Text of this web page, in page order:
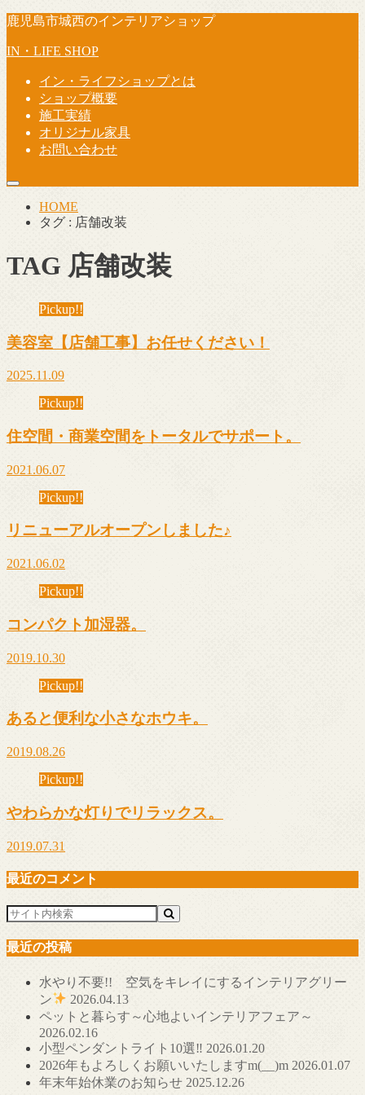
鹿児島市城西のインテリアショップ
IN・LIFE SHOP
イン・ライフショップとは
ショップ概要
施工実績
オリジナル家具
お問い合わせ
HOME
タグ : 店舗改装
TAG 店舗改装
Pickup!!
美容室【店舗工事】お任せください！
2025.11.09
Pickup!!
住空間・商業空間をトータルでサポート。
2021.06.07
Pickup!!
リニューアルオープンしました♪
2021.06.02
Pickup!!
コンパクト加湿器。
2019.10.30
Pickup!!
あると便利な小さなホウキ。
2019.08.26
Pickup!!
やわらかな灯りでリラックス。
2019.07.31
最近のコメント
最近の投稿
水やり不要!! 空気をキレイにするインテリアグリー
ン
2026.04.13
ペットと暮らす～心地よいインテリアフェア～
2026.02.16
小型ペンダントライト10選‼ 2026.01.20
2026年もよろしくお願いいたしますm(__)m 2026.01.07
年末年始休業のお知らせ 2025.12.26